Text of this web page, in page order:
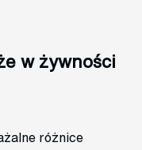
w żywności
różnice